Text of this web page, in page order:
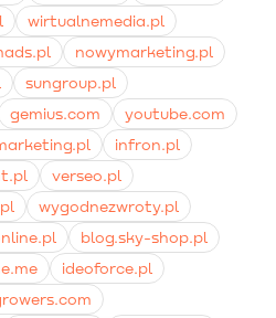
wirtualnemedia.pl
nowymarketing.pl
sungroup.pl
gemius.com
youtube.com
infron.pl
verseo.pl
wygodnezwroty.pl
blog.sky-shop.pl
ideoforce.pl